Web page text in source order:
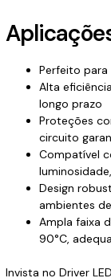
Perfeito para
Alta
longo prazo
Proteções
circuito
Compatível
Design
ambientes
Ampla faixa
90°C,
Invista no Driver